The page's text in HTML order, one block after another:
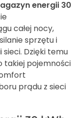
energii 30
całej nocy,
sprzętu i
Dzięki temu
takiej pojemności
prądu z sieci